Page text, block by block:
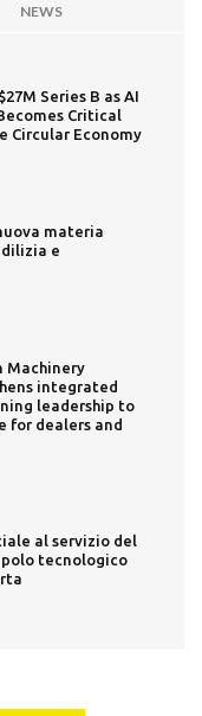
NEWS
Series B as AI
Critical
Circular Economy
materia
e
Machinery
integrated
leadership to
for dealers and
al servizio del
tecnologico